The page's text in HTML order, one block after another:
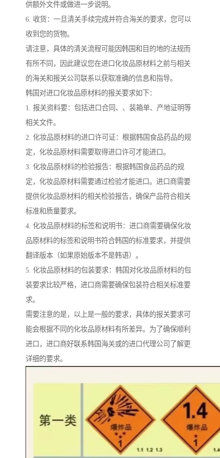
供额外文件或做进一步说明。
6. 收货：一旦清关手续完成并符合海关的要求，您可以
收到您的货物。
请注意，具体的清关流程可能因韩国和目的地的法规而
有所不同，因此建议您在进口化妆品原材料之前与相关
的海关和报关公司联系以获取准确的信息和指导。
韩国对进口化妆品原材料的报关要求如下：
1. 报关资料要：包括进口合同、、装箱单、产地证明等
相关文件。
2. 化妆品原材料的进口许可证：根据韩国食品药品的规
定，化妆品原材料需要取得进口许可才能进口。
3. 化妆品原材料的检验报告：根据韩国食品药品的规
定，化妆品原材料需要通过检验才能进口。进口商需要
提供化妆品原材料的相关检验报告，确保产品符合相关
标准和质量要求。
4. 化妆品原材料的标签和说明书：进口商需要确保化妆
品原材料的标签和说明书符合韩国的标准要求，并提供
翻译版本（如果原始版本不是韩语）。
5. 化妆品原材料的包装要求：韩国对化妆品原材料的包
装要求比较严格，进口商需要确保包装符合相关标准要
求。
需要注意的是，以上是一般的要求，具体的报关要求可
能会根据不同的化妆品原材料有所差异。为了确保顺利
进口，进口商好联系韩国海关或的进口代理公司了解更
详细的要求。